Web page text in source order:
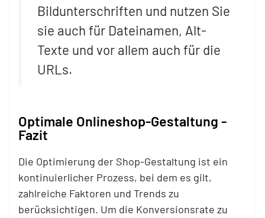
Bildunterschriften und nutzen Sie
sie auch für Dateinamen, Alt-
Texte und vor allem auch für die
URLs.
Optimale Onlineshop-Gestaltung -
Fazit
Die Optimierung der Shop-Gestaltung ist ein
kontinuierlicher Prozess, bei dem es gilt,
zahlreiche Faktoren und Trends zu
berücksichtigen. Um die Konversionsrate zu